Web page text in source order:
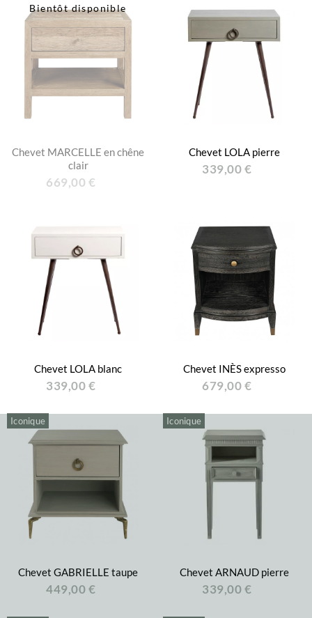
Bientôt disponible
Chevet MARCELLE en chêne
clair
669,00 €
Chevet LOLA pierre
339,00 €
Chevet LOLA blanc
339,00 €
Chevet INÈS expresso
679,00 €
Iconique
Chevet GABRIELLE taupe
449,00 €
Iconique
Chevet ARNAUD pierre
339,00 €